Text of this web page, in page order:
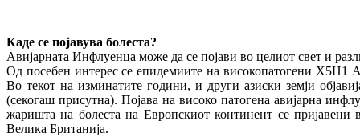
Каде се појавува болеста?
Авијарната Инфлуенца може да се појави во целиот свет и
Од посебен интерес се епидемиите на високопатогени Х5Н1
Во текот на изминатите години, и други азиски земји
(секогаш присутна). Појава на високо патогена авијарна
жаришта на болеста на Европскиот континент се
Велика Британија.